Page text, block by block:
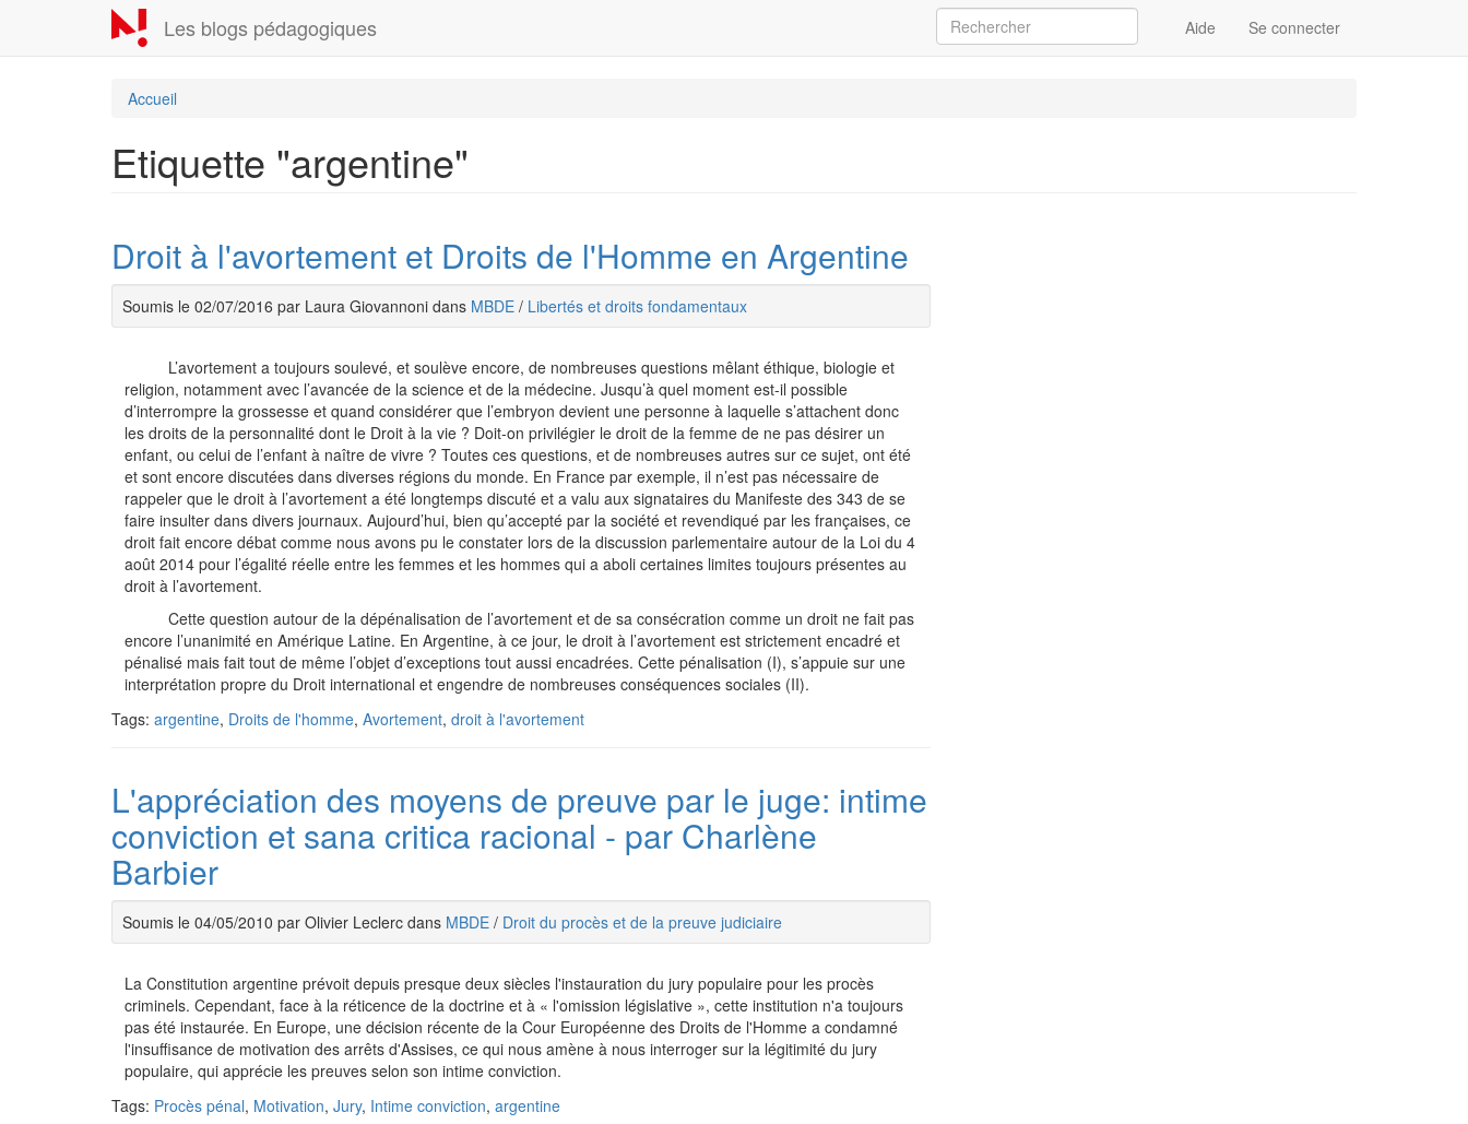
contenu
Les blogs pédagogiques Aide Se connecter
Accueil
Etiquette "argentine"
Droit à l'avortement et Droits de l'Homme en Argentine
Soumis le 02/07/2016 par Laura Giovannoni dans MBDE / Libertés et droits fondamentaux
L’avortement a toujours soulevé, et soulève encore, de nombreuses questions mêlant éthique, biologie et
religion, notamment avec l’avancée de la science et de la médecine. Jusqu’à quel moment est-il possible
d’interrompre la grossesse et quand considérer que l’embryon devient une personne à laquelle s’attachent donc
les droits de la personnalité dont le Droit à la vie ? Doit-on privilégier le droit de la femme de ne pas désirer un
enfant, ou celui de l’enfant à naître de vivre ? Toutes ces questions, et de nombreuses autres sur ce sujet, ont été
et sont encore discutées dans diverses régions du monde. En France par exemple, il n’est pas nécessaire de
rappeler que le droit à l’avortement a été longtemps discuté et a valu aux signataires du Manifeste des 343 de se
faire insulter dans divers journaux. Aujourd’hui, bien qu’accepté par la société et revendiqué par les françaises, ce
droit fait encore débat comme nous avons pu le constater lors de la discussion parlementaire autour de la Loi du 4
août 2014 pour l’égalité réelle entre les femmes et les hommes qui a aboli certaines limites toujours présentes au
droit à l’avortement.
Cette question autour de la dépénalisation de l’avortement et de sa consécration comme un droit ne fait pas
encore l’unanimité en Amérique Latine. En Argentine, à ce jour, le droit à l’avortement est strictement encadré et
pénalisé mais fait tout de même l’objet d’exceptions tout aussi encadrées. Cette pénalisation (I), s’appuie sur une
interprétation propre du Droit international et engendre de nombreuses conséquences sociales (II).
Tags: argentine, Droits de l'homme, Avortement, droit à l'avortement
L'appréciation des moyens de preuve par le juge: intime
conviction et sana critica racional - par Charlène
Barbier
Soumis le 04/05/2010 par Olivier Leclerc dans MBDE / Droit du procès et de la preuve judiciaire
La Constitution argentine prévoit depuis presque deux siècles l'instauration du jury populaire pour les procès
criminels. Cependant, face à la réticence de la doctrine et à « l'omission législative », cette institution n'a toujours
pas été instaurée. En Europe, une décision récente de la Cour Européenne des Droits de l'Homme a condamné
l'insuffisance de motivation des arrêts d'Assises, ce qui nous amène à nous interroger sur la légitimité du jury
populaire, qui apprécie les preuves selon son intime conviction.
Tags: Procès pénal, Motivation, Jury, Intime conviction, argentine